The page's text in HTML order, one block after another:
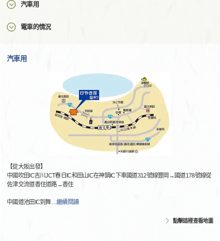
汽車用
電車的情況
汽車用
【從大阪出發】
中國吹田IC吉川JCT春日IC和田山IC在神鍋IC下車國道312號線豐岡→國道178號線從
佐津交流道香住道路→香住
中國道池田IC到舞…繼續閱讀
點擊這裡查看地圖